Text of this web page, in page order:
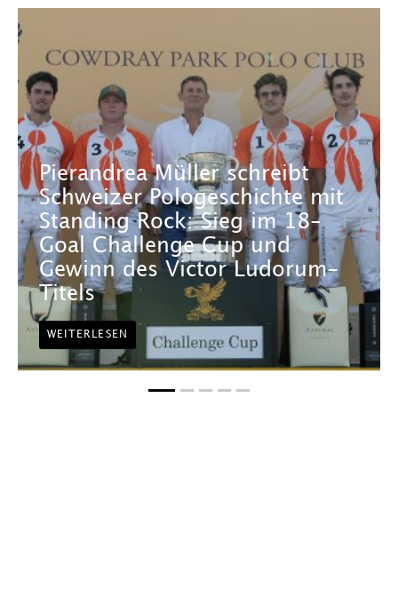
Pierandrea Müller schreibt
Schweizer Pologeschichte mit
Standing Rock: Sieg im 18-
Goal Challenge Cup und
Gewinn des Victor Ludorum-
Titels
WEITERLESEN